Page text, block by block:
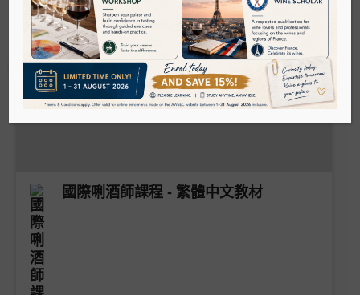
清酒
WSET清酒
日本酒侍酒研究會 (唎酒師)
清酒品酒班/大師班
烈酒
分類
清酒
國際唎酒師課程 - 繁體中文教材